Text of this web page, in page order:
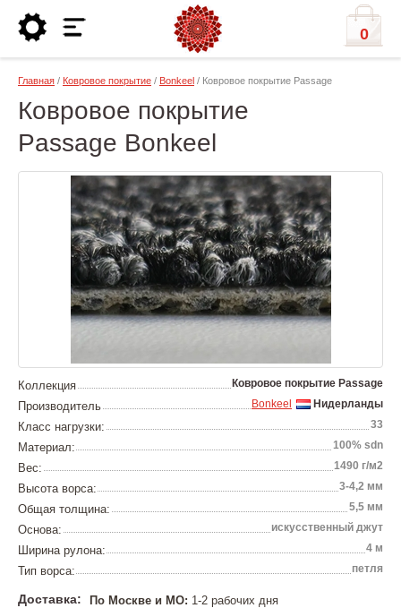
0
Главная / Ковровое покрытие / Bonkeel / Ковровое покрытие Passage
Ковровое покрытие
Passage Bonkeel
Коллекция Ковровое покрытие Passage
Производитель Нидерланды
Bonkeel
Класс нагрузки: 33
Материал: 100% sdn
Вес: 1490 г/м2
Высота ворса: 3-4,2 мм
Общая толщина: 5,5 мм
Основа: искусственный джут
Ширина рулона: 4 м
Тип ворса: петля
Доставка: По Москве и МО: 1-2 рабочих дня